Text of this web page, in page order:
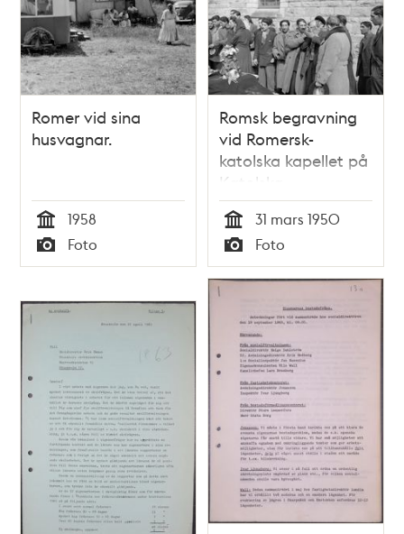
Romer vid sina
husvagnar.
Tid
1958
Typ
Foto
Romsk begravning
vid Romersk-
katolska kapellet på
Katolska
kyrkogården
Tid
31 mars 1950
Typ
Foto